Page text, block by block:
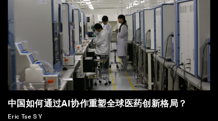
中国如何通过AI协作重塑全球医药创新格局？
Eric Tse S Y